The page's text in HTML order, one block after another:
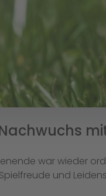
war wieder
und